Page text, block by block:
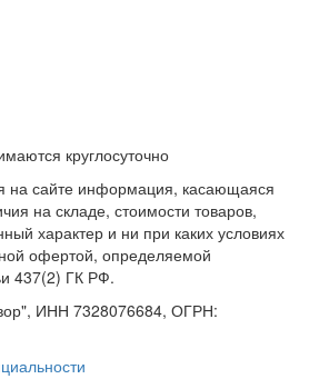
круглосуточно
на сайте информация, касающаяся
на складе, стоимости товаров,
характер и ни при каких условиях
офертой, определяемой
437(2) ГК РФ.
ИНН 7328076684, ОГРН: